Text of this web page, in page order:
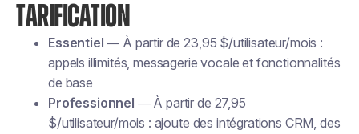
TARIFICATION
Essentiel — À partir de 23,95 $/utilisateur/mois :
appels illimités, messagerie vocale et fonctionnalités
de base
Professionnel — À partir de 27,95
$/utilisateur/mois : ajoute des intégrations CRM, des